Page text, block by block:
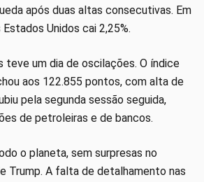
após duas altas consecutivas. Em
Unidos cai 2,25%.
teve um dia de oscilações. O índice
aos 122.855 pontos, com alta de
pela segunda sessão seguida,
de petroleiras e de bancos.
o planeta, sem surpresas no
Trump. A falta de detalhamento nas